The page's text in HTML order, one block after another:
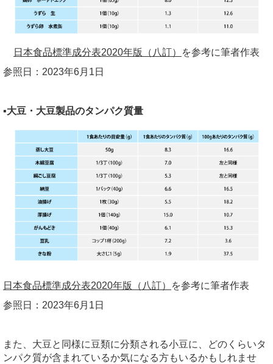
日本食品標準成分表2020年版（八訂）
を参考に筆者作表
参照日： 2023年6月 1 日
▪大豆・大豆製品のタンパク質量
日本食品標準成分表2020年版（八訂）
を参考に筆者作表
参照日： 2023年6月 1 日
また、大豆と同様に豆類に分類される小豆に、どのくらいタ
ンパク質が含まれているか気になる方もいるかもしれませ